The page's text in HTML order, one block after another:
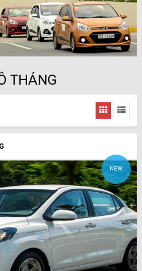
THÁNG
NEW